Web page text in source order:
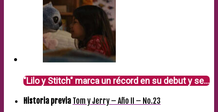
"Lilo y Stitch" marca un récord en su debut y se…
Historia previa Tom y Jerry – Año II – No.23